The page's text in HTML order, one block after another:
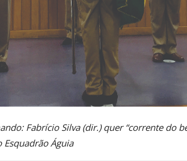
Fabrício Silva (dir.) quer “corrente do
Águia